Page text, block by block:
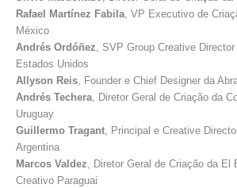
Rafael Martínez Fabila, VP Executivo de
México
Andrés Ordóñez, SVP Group Creative
Estados Unidos
Allyson Reis, Founder e Chief Designer da
Andrés Techera, Diretor Geral de Criação da
Uruguay
Guillermo Tragant, Principal e Creative
Argentina
Marcos Valdez, Diretor Geral de Criação da El
Creativo Paraguai